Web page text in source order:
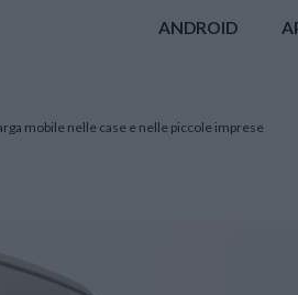
ANDROID
mobile nelle case e nelle piccole imprese